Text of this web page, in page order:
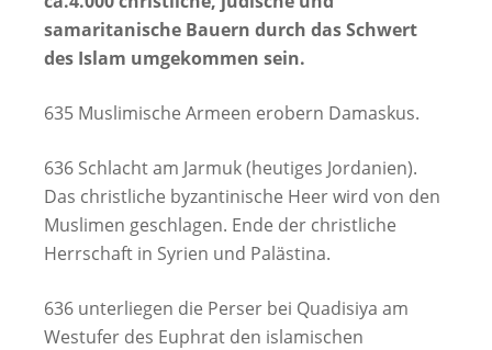
samaritanische Bauern durch das Schwert
des Islam umgekommen sein.
635 Muslimische Armeen erobern Damaskus.
636 Schlacht am Jarmuk (heutiges Jordanien).
Das christliche byzantinische Heer wird von den
Muslimen geschlagen. Ende der christliche
Herrschaft in Syrien und Palästina.
636 unterliegen die Perser bei Quadisiya am
Westufer des Euphrat den islamischen